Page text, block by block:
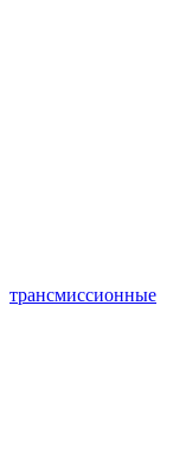
трансмиссионные